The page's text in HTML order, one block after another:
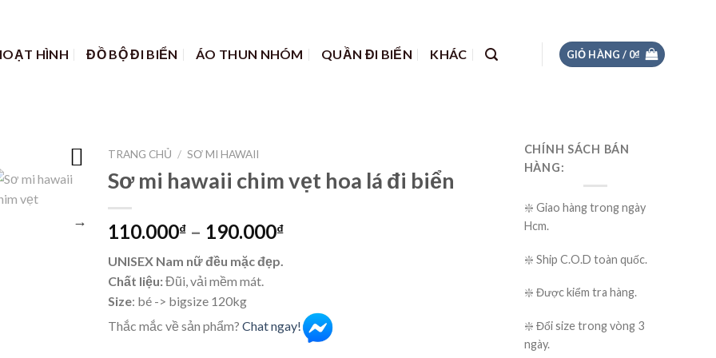
HÌNH ĐỒ BỘ ĐI BIỂN ÁO THUN NHÓM QUẦN ĐI BIỂN KHÁC GIỎ HÀNG / 0₫
TRANG CHỦ / SƠ MI HAWAII
Sơ mi hawaii chim vẹt hoa lá đi biển
110.000₫– 190.000₫
UNISEX Nam nữ đều mặc đẹp.
Chất liệu:Đũi, vải mềm mát.
Size: bé -> bigsize 120kg
Thắc mắc về sản phẩm? Chat ngay!
CHÍNH SÁCH BÁN
HÀNG:
❇️ Giao hàng trong ngày
Hcm.
❇️ Ship C.O.D toàn quốc.
❇️ Được kiểm tra hàng.
❇️ Đổi size trong vòng 3
ngày.